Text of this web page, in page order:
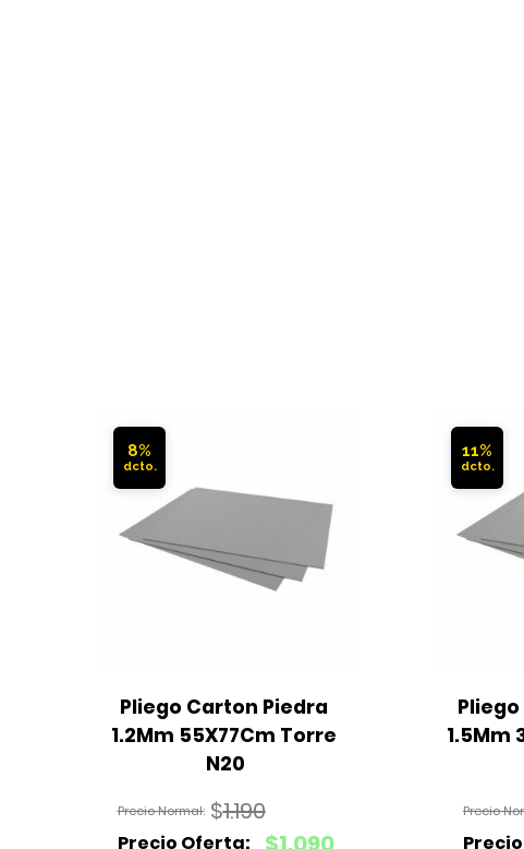
8%
Pliego Carton Piedra
1.2Mm 55X77Cm Torre
N20
$1.190
El
11%
1.5Mm